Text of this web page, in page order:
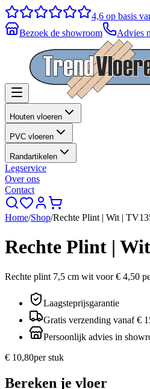
4,6 op basis
Bezoek de showroom
Advies
Houten vloeren
PVC vloeren
Randartikelen
Legservice
Over ons
Contact
Home/Shop/Rechte Plint | Wit |
Rechte Plint |
Rechte plint 7,5 cm wit voor € 4,50
Laagsteprijsgarantie
Gratis verzending vanaf €
Persoonlijk advies in
€ 10,80perstuk
Bereken je vloer